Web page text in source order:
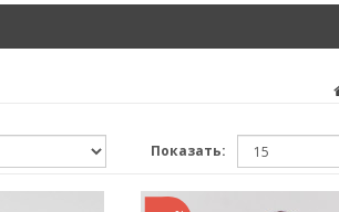
Показать: